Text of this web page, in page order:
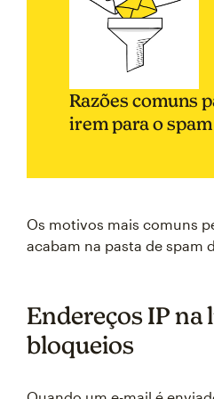
Razões comuns
irem para o spam
Os motivos mais comuns
acabam na pasta de spam
Endereços IP na
bloqueios